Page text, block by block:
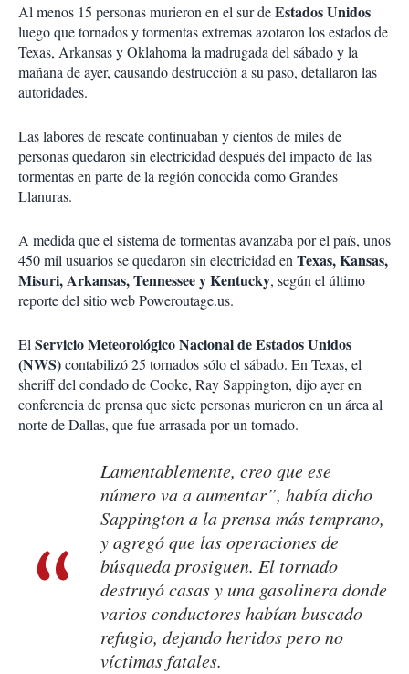
Al menos 15 personas murieron en el sur deEstados Unidos
luego que tornados y tormentas extremas azotaron los estados de
Texas, Arkansas y Oklahoma la madrugada del sábado y la
mañana de ayer, causando destrucción a su paso, detallaron las
autoridades.
Las labores de rescate continuaban y cientos de miles de
personas quedaron sin electricidad después del impacto de las
tormentas en parte de la región conocida como Grandes
Llanuras.
A medida que el sistema de tormentas avanzaba por el país, unos
450 mil usuarios se quedaron sin electricidad enTexas, Kansas,
Misuri, Arkansas, Tennessee y Kentucky, según el último
reporte del sitio web Poweroutage.us.
ElServicio Meteorológico Nacional de Estados Unidos
(NWS)contabilizó 25 tornados sólo el sábado. En Texas, el
sheriff del condado de Cooke, Ray Sappington, dijo ayer en
conferencia de prensa que siete personas murieron en un área al
norte de Dallas, que fue arrasada por un tornado.
Lamentablemente, creo que ese
número va a aumentar”, había dicho
Sappington a la prensa más temprano,
y agregó que las operaciones de
búsqueda prosiguen. El tornado
destruyó casas y una gasolinera donde
varios conductores habían buscado
refugio, dejando heridos pero no
víctimas fatales.